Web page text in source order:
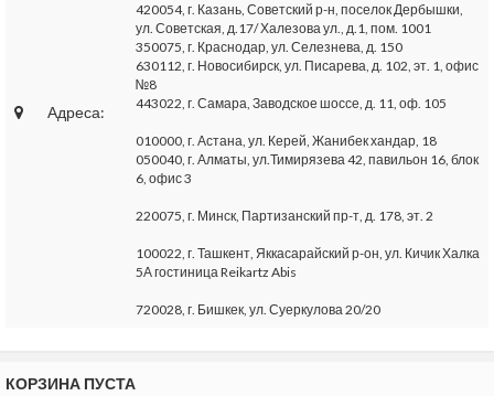
Адреса:
420054, г. Казань, Советский р-н, поселок Дербышки,
ул. Советская, д.17/ Халезова ул., д.1, пом. 1001
350075, г. Краснодар, ул. Селезнева, д. 150
630112, г. Новосибирск, ул. Писарева, д. 102, эт. 1, офис
№8
443022, г. Самара, Заводское шоссе, д. 11, оф. 105
010000, г. Астана, ул. Керей, Жанибек хандар, 18
050040, г. Алматы, ул.Тимирязева 42, павильон 16, блок
6, офис 3
220075, г. Минск, Партизанский пр-т, д. 178, эт. 2
100022, г. Ташкент, Яккасарайский р-он, ул. Кичик Халка
5А гостиница Reikartz Abis
720028, г. Бишкек, ул. Суеркулова 20/20
КОРЗИНА ПУСТА